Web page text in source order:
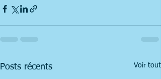
Posts récents Voir tout